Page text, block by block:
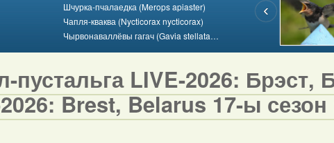
Шчурка-пчалаедка (Merops apiaster)
Чапля-кваква (Nycticorax nycticorax)
Чырвонаваллёвы гагач (Gavia stellata…
пустальга LIVE-2026:
Brest, Belarus 17-ы